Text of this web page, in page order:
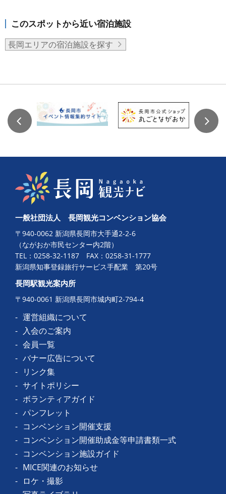
このスポットから近い宿泊施設
長岡エリアの宿泊施設を探す
一般社団法人 長岡観光コンベンション協会
〒940-0062 新潟県長岡市大手通2-2-6
（ながおか市民センター内2階）
TEL： 0258-32-1187 FAX：0258-31-1777
新潟県知事登録旅行サービス手配業 第20号
長岡駅観光案内所
〒940-0061 新潟県長岡市城内町2-794-4
運営組織について
入会のご案内
会員一覧
バナー広告について
リンク集
サイトポリシー
ボランティアガイド
パンフレット
コンベンション開催支援
コンベンション開催助成金等申請書類一式
コンベンション施設ガイド
MICE関連のお知らせ
ロケ・撮影